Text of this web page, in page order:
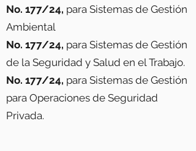
No. 177/24, para Sistemas de Gestión
Ambiental
No. 177/24, para Sistemas de Gestión
de la Seguridad y Salud en el Trabajo.
No. 177/24, para Sistemas de Gestión
para Operaciones de Seguridad
Privada.